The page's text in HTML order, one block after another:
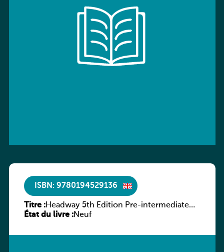
ISBN: 9780194529136
Titre :Headway 5th Edition Pre-intermediate
Workbook without key
État du livre :Neuf